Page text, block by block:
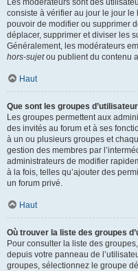
Les modérateurs sont des
consiste à vérifier au jour le jour le
pouvoir de modifier ou supprimer
déplacer, supprimer et diviser les
Généralement, les modérateurs
hors-sujetou publient du contenu
Haut
Que sont les groupes
Les groupes permettent aux
des invités au forum et à ses
à un ou plusieurs groupes et
gestion des membres par
administrateurs de modifier
à la fois, telles qu’ajouter des
un forum privé.
Haut
Où trouver la liste des groupes
Pour consulter la liste des
depuis votre panneau de
groupes, sélectionnez le groupe